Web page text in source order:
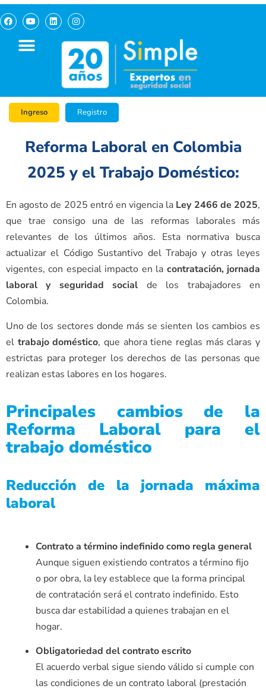
pagosimple.com
Ingreso Registro
Reforma Laboral en Colombia
2025 y el Trabajo Doméstico:
En agosto de 2025 entró en vigencia la Ley 2466 de 2025,
que trae consigo una de las reformas laborales más
relevantes de los últimos años. Esta normativa busca
actualizar el Código Sustantivo del Trabajo y otras leyes
vigentes, con especial impacto en la contratación, jornada
laboral y seguridad social de los trabajadores en
Colombia.
Uno de los sectores donde más se sienten los cambios es
el trabajo doméstico, que ahora tiene reglas más claras y
estrictas para proteger los derechos de las personas que
realizan estas labores en los hogares.
Principales cambios de la
Reforma Laboral para el
trabajo doméstico
Reducción de la jornada máxima
laboral
Contrato a término indefinido como regla general
Aunque siguen existiendo contratos a término fijo
o por obra, la ley establece que la forma principal
de contratación será el contrato indefinido. Esto
busca dar estabilidad a quienes trabajan en el
hogar.
Obligatoriedad del contrato escrito
El acuerdo verbal sigue siendo válido si cumple con
las condiciones de un contrato laboral (prestación